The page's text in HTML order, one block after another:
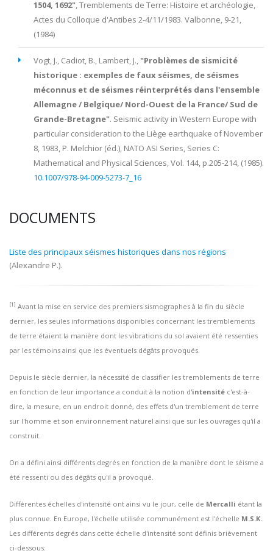
1504, 1692",Tremblements de Terre: Histoire et archéologie,
Actes du Colloque d'Antibes 2-4/11/1983. Valbonne, 9-21,
(1984)
Vogt, J., Cadiot, B., Lambert, J., "Problèmes de sismicité
historique : exemples de faux séismes, de séismes
méconnus et de séismes réinterprétés dans l'ensemble
Allemagne / Belgique/ Nord-Ouest de la France/ Sud de
Grande-Bretagne". Seismic activity in Western Europe with
particular consideration to the Liège earthquake of November
8, 1983, P. Melchior (éd.), NATO ASI Series, Series C:
Mathematical and Physical Sciences, Vol. 144, p.205-214, (1985).
10.1007/978-94-009-5273-7_16
DOCUMENTS
Liste des principaux séismes historiques dans nos régions
(Alexandre P.).
[1] Avant la mise en service des premiers sismographes à la fin du siècle
dernier, les seules informations disponibles concernant les tremblements
de terre étaient la manière dont les vibrations du sol avaient été ressenties
par les témoins ainsi que les éventuels dégâts provoqués.
Depuis le siècle dernier, la nécessité de classifier les tremblements de terre
en fonction de leur importance a conduit à la notion d'intensité c'est-à-
dire, la mesure, en un endroit donné, des effets d'un tremblement de terre
sur l'homme et son environnement naturel ainsi que sur les ouvrages qu'il a
construit.
On a défini ainsi différents degrés en fonction de la manière dont le séisme a
été ressenti ou des dégâts qu'il a provoqué.
Différentes échelles d'intensité ont ainsi vu le jour, celle de Mercalli étant la
plus connue. En Europe, l'échelle utilisée communément est l'échelle M.S.K..
Les différents degrés dans cette échelle d'intensité sont définis brièvement
ci-dessous: